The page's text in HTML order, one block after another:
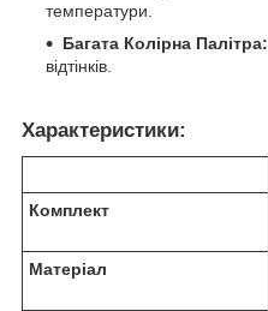
температури.
Багата Колірна Палітра:
відтінків.
Характеристики:
Комплект
Матеріал